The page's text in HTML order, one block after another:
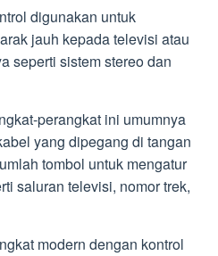
digunakan untuk
jauh kepada televisi atau
seperti sistem stereo dan
perangkat ini umumnya
yang dipegang di tangan
tombol untuk mengatur
saluran televisi, nomor trek,
modern dengan kontrol